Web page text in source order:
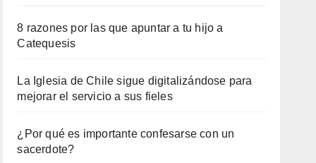
8 razones por las que apuntar a tu hijo a
Catequesis
La Iglesia de Chile sigue digitalizándose para
mejorar el servicio a sus fieles
¿Por qué es importante confesarse con un
sacerdote?